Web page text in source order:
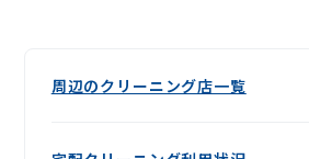
周辺のクリーニング店一覧